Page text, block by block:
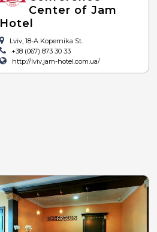
Center of Jam
Hotel
Lviv, 18-A Kopernika St.
+38 (067) 873 30 33
http://lviv.jam-hotel.com.ua/